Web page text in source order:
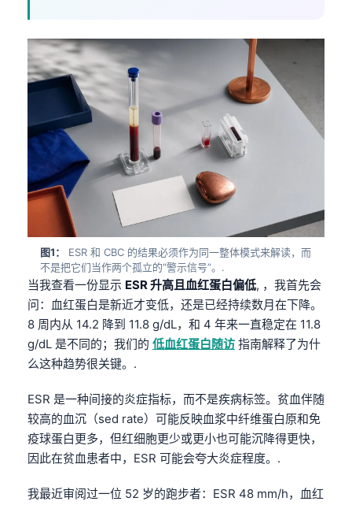
图1：
ESR 和 CBC 的结果必须作为同一整体模式来解读，而
不是把它们当作两个孤立的“警示信号”。.
当我查看一份显示 ESR 升高且血红蛋白偏低, ，我首先会
问：血红蛋白是新近才变低，还是已经持续数月在下降。
8 周内从 14.2 降到 11.8 g/dL，和 4 年来一直稳定在 11.8
g/dL 是不同的；我们的 低血红蛋白随访 指南解释了为什
么这种趋势很关键。.
ESR 是一种间接的炎症指标，而不是疾病标签。贫血伴随
较高的血沉（sed rate）可能反映血浆中纤维蛋白原和免
疫球蛋白更多，但红细胞更少或更小也可能沉降得更快，
因此在贫血患者中，ESR 可能会夸大炎症程度。.
我最近审阅过一位 52 岁的跑步者：ESR 48 mm/h，血红